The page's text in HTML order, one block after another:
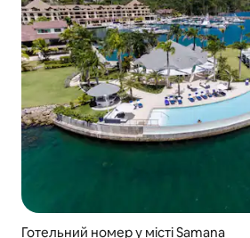
Готельний номер у місті Samana